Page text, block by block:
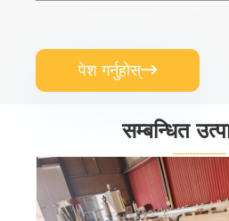
पेश गर्नुहोस्
सम्बन्धित
ABS विन्डो र डोर प्रोफाइल